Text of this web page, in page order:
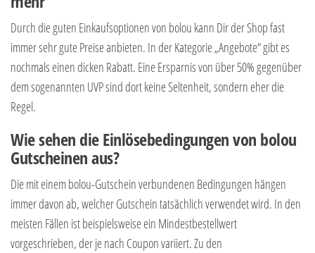
Durch die guten Einkaufsoptionen von bolou kann Dir der Shop fast
immer sehr gute Preise anbieten. In der Kategorie „Angebote“ gibt es
nochmals einen dicken Rabatt. Eine Ersparnis von über 50% gegenüber
dem sogenannten UVP sind dort keine Seltenheit, sondern eher die
Regel.
Wie sehen die Einlösebedingungen von bolou
Gutscheinen aus?
Die mit einem bolou-Gutschein verbundenen Bedingungen hängen
immer davon ab, welcher Gutschein tatsächlich verwendet wird. In den
meisten Fällen ist beispielsweise ein Mindestbestellwert
vorgeschrieben, der je nach Coupon variiert. Zu den